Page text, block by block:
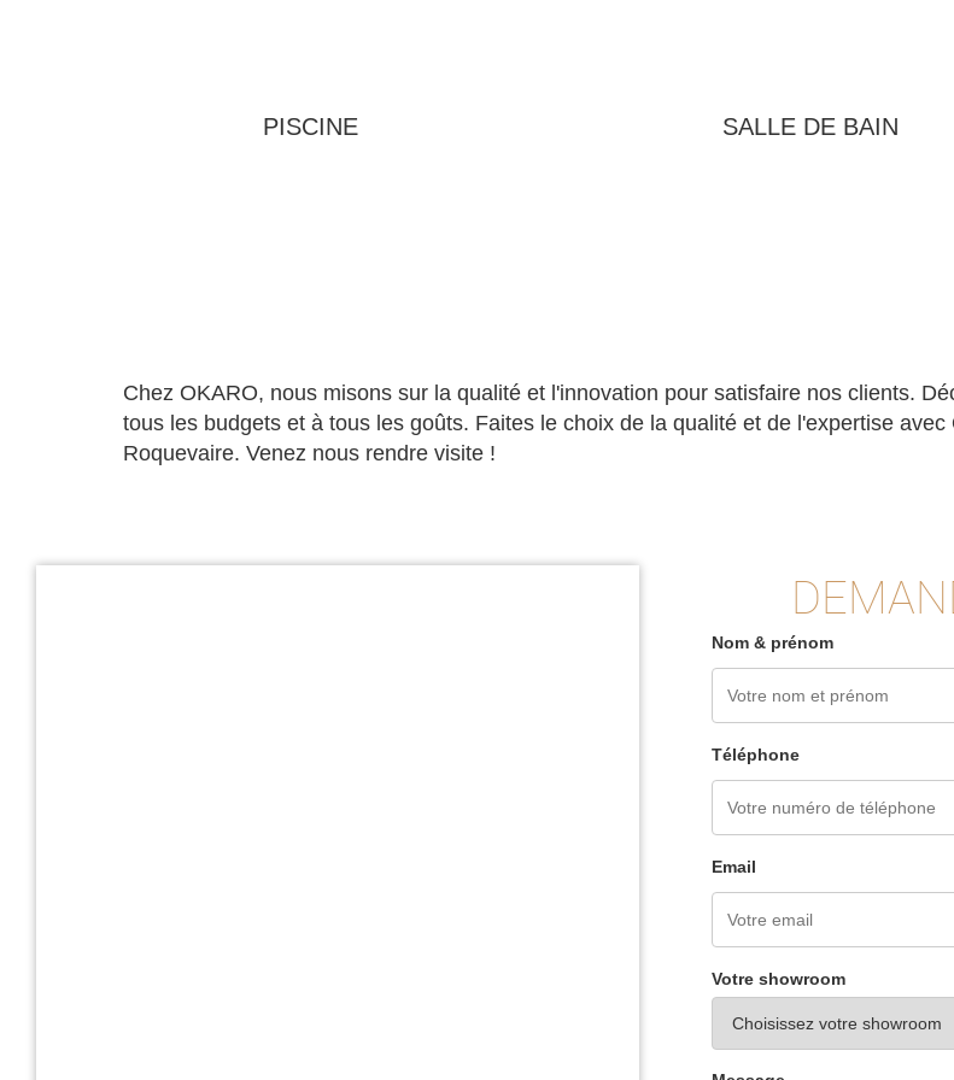
PISCINE SALLE DE BAIN
Chez OKARO, nous misons sur la qualité et l'innovation pour satisfaire nos clients.
tous les budgets et à tous les goûts. Faites le choix de la qualité et de l'expertise
Roquevaire. Venez nous rendre visite !
Nom & prénom
Téléphone
Email
Votre showroom